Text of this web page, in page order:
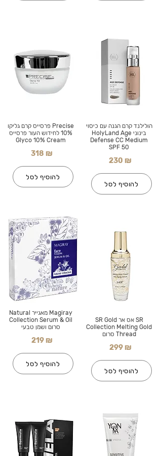
Precise פרסייס קרם גליקו
10% לחידוש העור פרסייס
Glyco 10% Cream
318 ₪
להוסיף לסל
Magiray מאגייר Natural
Collection Serum & Oil
סרום ושמן טבעי
219 ₪
להוסיף לסל
הולילנד קרם הגנה עם כיסוי
בינוני HolyLand Age
Defense CC Medium
SPF 50
230 ₪
להוסיף לסל
SR אס אר SR Gold
Collection Melting Gold
Thread סרום
299 ₪
להוסיף לסל